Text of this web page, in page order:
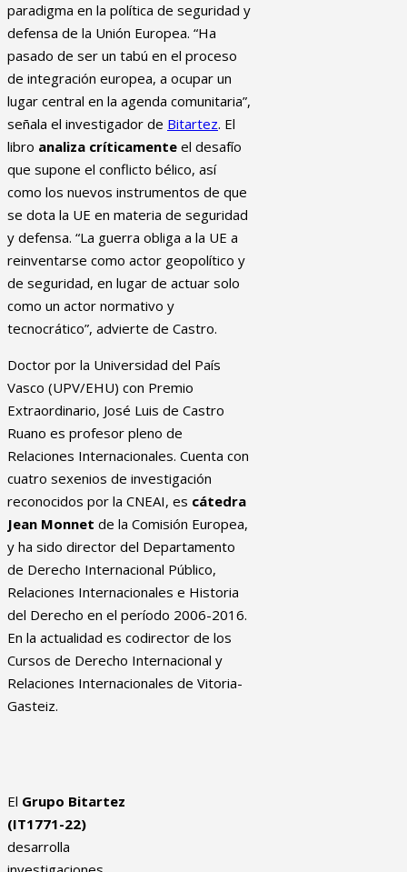
paradigma en la política de seguridad y
defensa de la Unión Europea. “Ha
pasado de ser un tabú en el proceso
de integración europea, a ocupar un
lugar central en la agenda comunitaria”,
señala el investigador de Bitartez. El
libro analiza críticamente el desafío
que supone el conflicto bélico, así
como los nuevos instrumentos de que
se dota la UE en materia de seguridad
y defensa. “La guerra obliga a la UE a
reinventarse como actor geopolítico y
de seguridad, en lugar de actuar solo
como un actor normativo y
tecnocrático”, advierte de Castro.
Doctor por la Universidad del País
Vasco (UPV/EHU) con Premio
Extraordinario, José Luis de Castro
Ruano es profesor pleno de
Relaciones Internacionales. Cuenta con
cuatro sexenios de investigación
reconocidos por la CNEAI, es cátedra
Jean Monnet de la Comisión Europea,
y ha sido director del Departamento
de Derecho Internacional Público,
Relaciones Internacionales e Historia
del Derecho en el período 2006-2016.
En la actualidad es codirector de los
Cursos de Derecho Internacional y
Relaciones Internacionales de Vitoria-
Gasteiz.
El Grupo Bitartez
(IT1771-22)
desarrolla